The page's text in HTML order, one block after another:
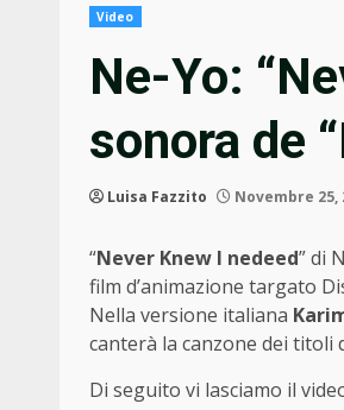
Video
Ne-Yo:
sonora de
Luisa Fazzito Novembre 25,
“Never Knew I nedeed” di
film d’animazione targato
Nella versione italiana
canterà la canzone dei titoli
Di seguito vi lasciamo il